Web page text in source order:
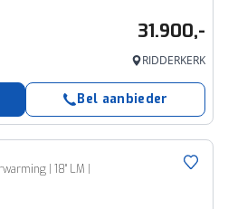
31.900,-
RIDDERKERK
Bel aanbieder
| 18" LM |